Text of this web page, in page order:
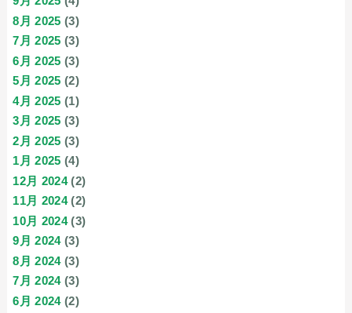
8月 2025 (3)
7月 2025 (3)
6月 2025 (3)
5月 2025 (2)
4月 2025 (1)
3月 2025 (3)
2月 2025 (3)
1月 2025 (4)
12月 2024(2)
11月 2024(2)
10月 2024(3)
9月 2024(3)
8月 2024(3)
7月 2024(3)
6月 2024(2)